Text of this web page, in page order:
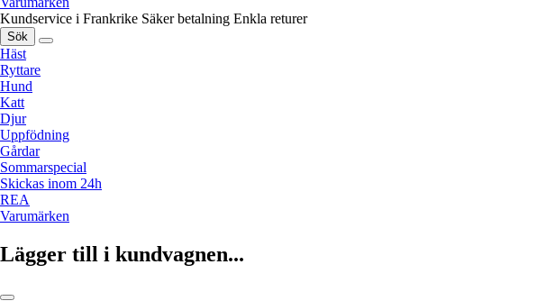
Kundservice i Frankrike Säker betalning Enkla returer
Sök
Häst
Ryttare
Hund
Katt
Djur
Uppfödning
Gårdar
Sommarspecial
Skickas inom 24h
REA
Varumärken
Lägger till i kundvagnen...